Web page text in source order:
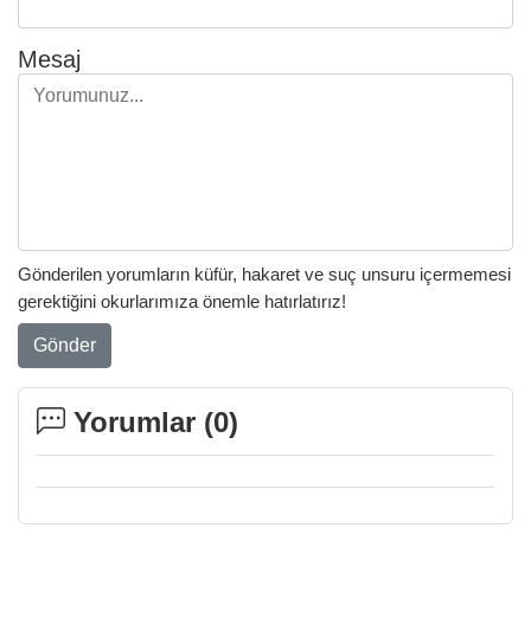
Mesaj
Gönderilen yorumların küfür, hakaret ve suç unsuru içermemesi
gerektiğini okurlarımıza önemle hatırlatırız!
Gönder
Yorumlar (0)